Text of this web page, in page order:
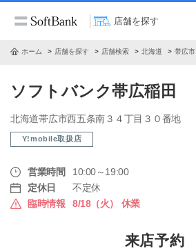
店舗を探す
ホーム 店舗を探す 店舗検索 北海道 帯広市
ソフトバンク帯広稲田
北海道帯広市西五条南３４丁目３０番地
Y!mobile取扱店
営業時間
10:00～19:00
定休日
不定休
臨時情報
8/18（火） 休業
来店予約